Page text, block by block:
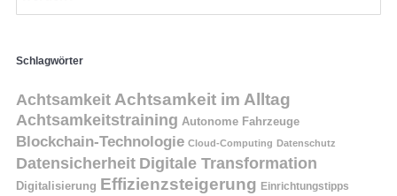
Schlagwörter
AchtsamkeitAchtsamkeit im Alltag
Achtsamkeitstraining Autonome Fahrzeuge
Blockchain-Technologie Cloud-Computing Datenschutz
Datensicherheit Digitale Transformation
Digitalisierung Effizienzsteigerung Einrichtungstipps